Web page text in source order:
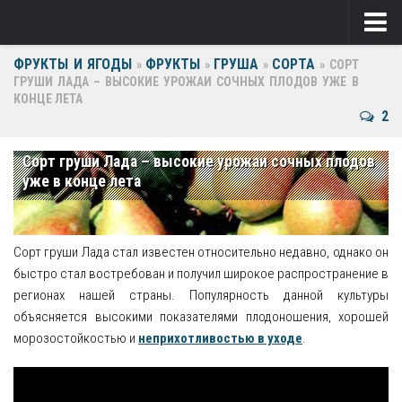
Ягоды
Виноград
Крыжовник
Малина
Фрукты
Груша
Слива
ФРУКТЫ И ЯГОДЫ » ФРУКТЫ » ГРУША » СОРТА » СОРТ
ГРУШИ ЛАДА – ВЫСОКИЕ УРОЖАИ СОЧНЫХ ПЛОДОВ УЖЕ В
КОНЦЕ ЛЕТА
2
Сорт груши Лада – высокие урожаи сочных плодов
уже в конце лета
Сорт груши Лада стал известен относительно недавно, однако он
быстро стал востребован и получил широкое распространение в
регионах нашей страны. Популярность данной культуры
объясняется высокими показателями плодоношения, хорошей
морозостойкостью и неприхотливостью в уходе.